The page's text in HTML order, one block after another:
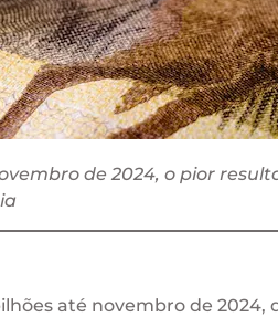
de 2024, o pior
até novembro de 2024,